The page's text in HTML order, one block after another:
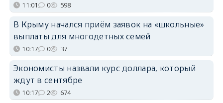
11:01 0 598
В Крыму начался приём заявок на «школьные»
выплаты для многодетных семей
10:17 0 37
Экономисты назвали курс доллара, который
ждут в сентябре
10:17 2 674